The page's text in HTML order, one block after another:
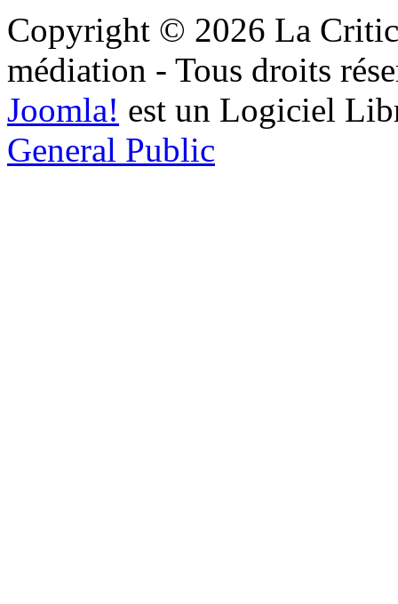
Copyright © 2026 La
médiation - Tous droits
Joomla! est un Logiciel
General Public